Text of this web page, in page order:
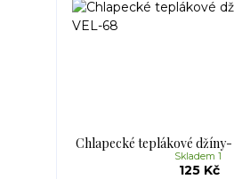
Chlapecké teplákové džíny-
125 Kč
Skladem 1